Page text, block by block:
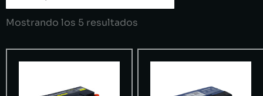
Mostrando los 5 resultados